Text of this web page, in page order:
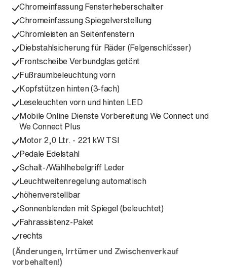
Chromeinfassung Fensterheberschalter
Chromeinfassung Spiegelverstellung
Chromleisten an Seitenfenstern
Diebstahlsicherung für Räder (Felgenschlösser)
Frontscheibe Verbundglas getönt
Fußraumbeleuchtung vorn
Kopfstützen hinten (3-fach)
Leseleuchten vorn und hinten LED
Mobile Online Dienste Vorbereitung We Connect und
We Connect Plus
Motor 2,0 Ltr. - 221 kW TSI
Pedale Edelstahl
Schalt-/Wählhebelgriff Leder
Leuchtweitenregelung automatisch
höhenverstellbar
Sonnenblenden mit Spiegel (beleuchtet)
Fahrassistenz-Paket
rechts
(Änderungen, Irrtümer und Zwischenverkauf
vorbehalten!)